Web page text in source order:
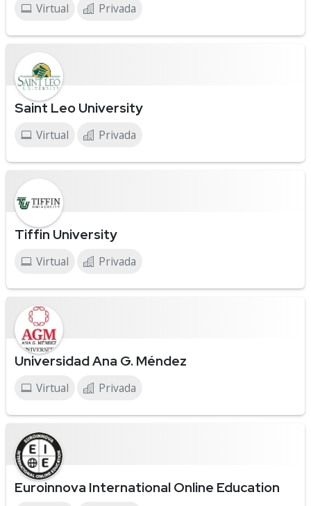
Virtual Privada
Saint Leo University
Virtual Privada
Tiffin University
Virtual Privada
Universidad Ana G. Méndez
Virtual Privada
Euroinnova International Online Education